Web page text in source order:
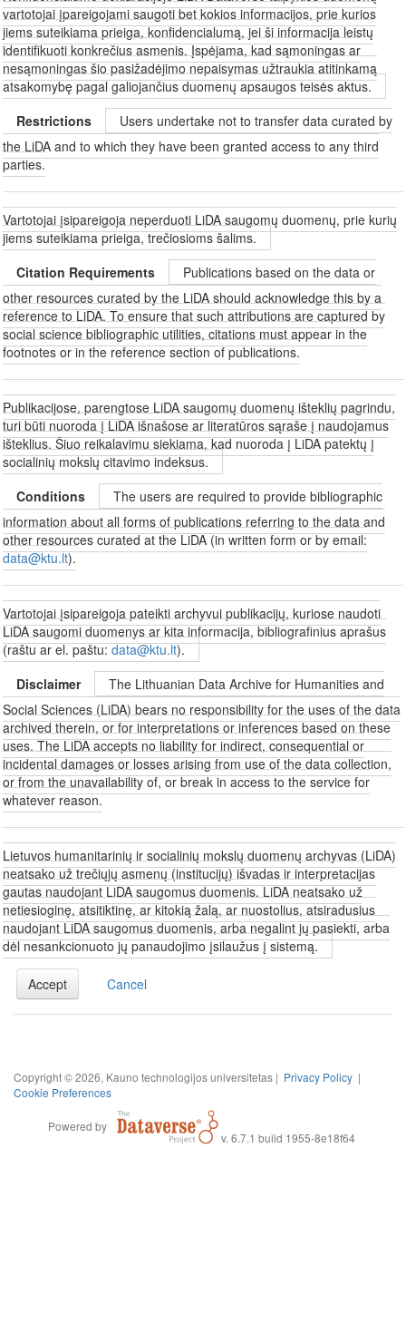
vartotojai įpareigojami saugoti bet kokios informacijos, prie kurios
jiems suteikiama prieiga, konfidencialumą, jei ši informacija leistų
identifikuoti konkrečius asmenis. Įspėjama, kad sąmoningas ar
nesąmoningas šio pasižadėjimo nepaisymas užtraukia atitinkamą
atsakomybę pagal galiojančius duomenų apsaugos teisės aktus.
Restrictions
Users undertake not to transfer data curated by
the LiDA and to which they have been granted access to any third
parties.
Vartotojai įsipareigoja neperduoti LiDA saugomų duomenų, prie kurių
jiems suteikiama prieiga, trečiosioms šalims.
Citation Requirements
Publications based on the data or
other resources curated by the LiDA should acknowledge this by a
reference to LiDA. To ensure that such attributions are captured by
social science bibliographic utilities, citations must appear in the
footnotes or in the reference section of publications.
Publikacijose, parengtose LiDA saugomų duomenų išteklių pagrindu,
turi būti nuoroda į LiDA išnašose ar literatūros sąraše į naudojamus
išteklius. Šiuo reikalavimu siekiama, kad nuoroda į LiDA patektų į
socialinių mokslų citavimo indeksus.
Conditions
The users are required to provide bibliographic
information about all forms of publications referring to the data and
other resources curated at the LiDA (in written form or by email:
data@ktu.lt).
Vartotojai įsipareigoja pateikti archyvui publikacijų, kuriose naudoti
LiDA saugomi duomenys ar kita informacija, bibliografinius aprašus
(raštu ar el. paštu:data@ktu.lt).
Disclaimer
The Lithuanian Data Archive for Humanities and
Social Sciences (LiDA) bears no responsibility for the uses of the data
archived therein, or for interpretations or inferences based on these
uses. The LiDA accepts no liability for indirect, consequential or
incidental damages or losses arising from use of the data collection,
or from the unavailability of, or break in access to the service for
whatever reason.
Lietuvos humanitarinių ir socialinių mokslų duomenų archyvas (LiDA)
neatsako už trečiųjų asmenų (institucijų) išvadas ir interpretacijas
gautas naudojant LiDA saugomus duomenis. LiDA neatsako už
netiesioginę, atsitiktinę, ar kitokią žalą, ar nuostolius, atsiradusius
naudojant LiDA saugomus duomenis, arba negalint jų pasiekti, arba
dėl nesankcionuoto jų panaudojimo įsilaužus į sistemą.
Accept Cancel
Copyright © 2026, Kauno technologijos universitetas | Privacy Policy |
Cookie Preferences
Powered by
v. 6.7.1 build 1955-8e18f64